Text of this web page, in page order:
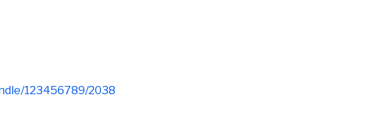
123456789/2038